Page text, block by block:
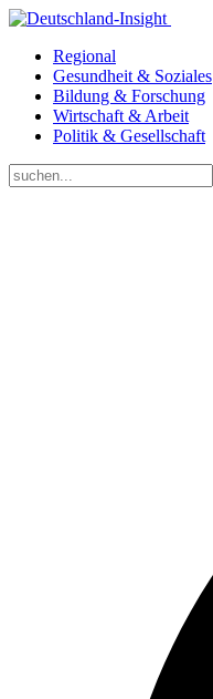
Regional
Gesundheit & Soziales
Bildung & Forschung
Wirtschaft & Arbeit
Politik & Gesellschaft